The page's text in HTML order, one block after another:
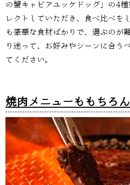
の蟹キャビアユッケドッグ」の4
レクトしていただき、食べ比べを
も豪華な食材ばかりで、選ぶのが
り迷って、お好みやシーンに合う
てください。
焼肉メニューももちろ